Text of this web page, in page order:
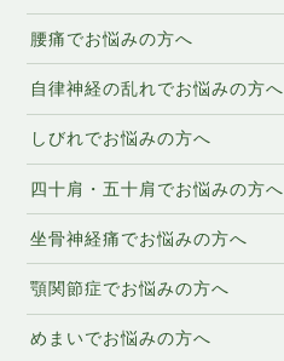
腰痛でお悩みの方へ
自律神経の乱れでお悩みの方へ
しびれでお悩みの方へ
四十肩・五十肩でお悩みの方へ
坐骨神経痛でお悩みの方へ
顎関節症でお悩みの方へ
めまいでお悩みの方へ